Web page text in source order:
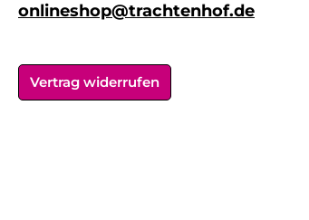
onlineshop@trachtenhof.de
Vertrag widerrufen